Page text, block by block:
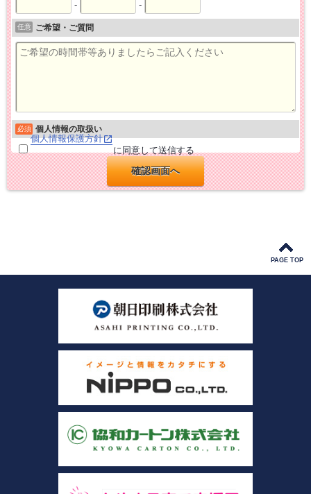
- -
任意 ご希望・ご質問
必須 個人情報の取扱い
に同意して送信する
個人情報保護方針
PAGE TOP